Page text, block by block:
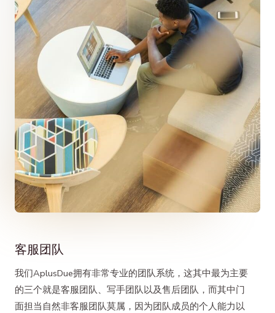
客服团队
我们AplusDue拥有非常专业的团队系统，这其中最为主要
的三个就是客服团队、写手团队以及售后团队，而其中门
面担当自然非客服团队莫属，因为团队成员的个人能力以